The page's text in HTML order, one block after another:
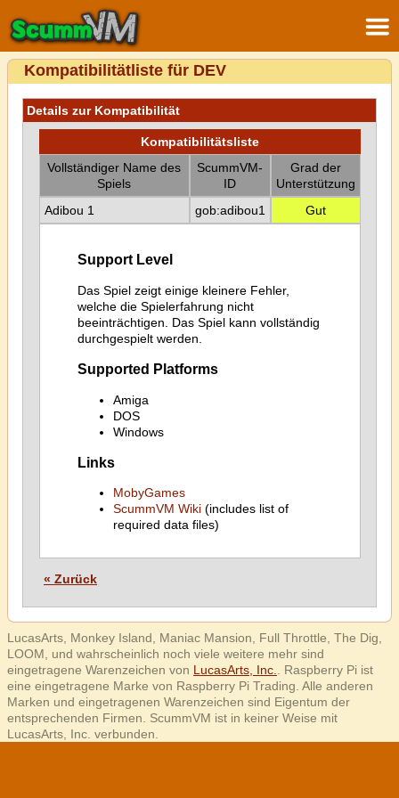
Kompatibilitätliste für DEV
Details zur Kompatibilität
Kompatibilitätsliste
Vollständiger Name des
Spiels
ScummVM-
ID
Grad der
Unterstützung
Adibou 1
gob:adibou1 Gut
Support Level
Das Spiel zeigt einige kleinere Fehler,
welche die Spielerfahrung nicht
beeinträchtigen. Das Spiel kann vollständig
durchgespielt werden.
Supported Platforms
Amiga
DOS
Windows
Links
MobyGames
ScummVM Wiki(includes list of
required data files)
« Zurück
LucasArts, Monkey Island, Maniac Mansion, Full Throttle, The Dig,
LOOM, und wahrscheinlich noch viele weitere mehr sind
eingetragene Warenzeichen von LucasArts, Inc.
. Raspberry Pi ist
eine eingetragene Marke von Raspberry Pi Trading. Alle anderen
Marken und eingetragenen Warenzeichen sind Eigentum der
entsprechenden Firmen. ScummVM ist in keiner Weise mit
LucasArts, Inc. verbunden.